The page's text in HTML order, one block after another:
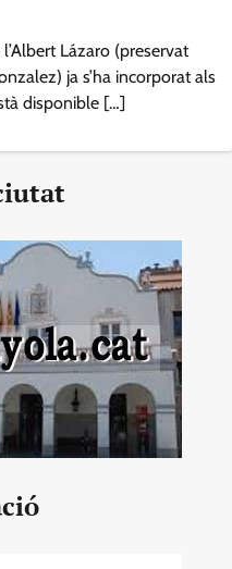
Lázaro (preservat
ja s’ha incorporat als
disponible […]